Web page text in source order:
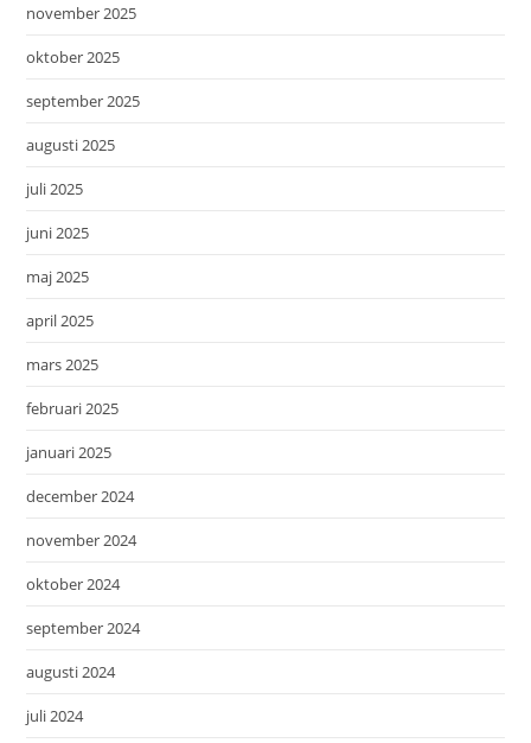
november 2025
oktober 2025
september 2025
augusti 2025
juli 2025
juni 2025
maj 2025
april 2025
mars 2025
februari 2025
januari 2025
december 2024
november 2024
oktober 2024
september 2024
augusti 2024
juli 2024